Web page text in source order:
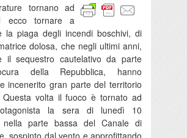
tornano ad
ecco tornare a
la piaga degli incendi boschivi, di
dolosa, che negli ultimi anni,
il sequestro cautelativo da parte
della Repubblica, hanno
incenerito gran parte del territorio
Questa volta il fuoco è tornato ad
la sera di lunedì 10
nella parte bassa del Canale di
sospinto dal vento e approfittando